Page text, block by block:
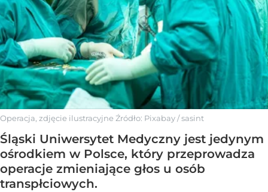
Operacja, zdjęcie ilustracyjne Źródło: Pixabay/sasint
Śląski Uniwersytet Medyczny jest jedynym
ośrodkiem w Polsce, który przeprowadza
operacje zmieniające głos u osób
transpłciowych.